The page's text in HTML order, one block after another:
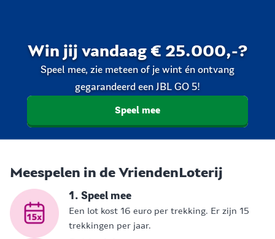
Win jij vandaag € 25.000,-?
Speel mee, zie meteen of je wint én ontvang
gegarandeerd een JBL GO 5!
Speel mee
Meespelen in de VriendenLoterij
1. Speel mee
Een lot kost 16 euro per trekking. Er zijn 15
trekkingen per jaar.